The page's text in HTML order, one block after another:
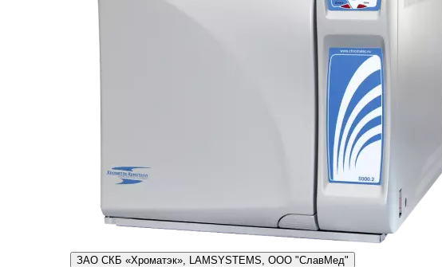
ЗАО СКБ «Хроматэк», LAMSYSTEMS, ООО "СлавМед"